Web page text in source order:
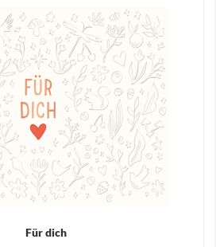
Für dich